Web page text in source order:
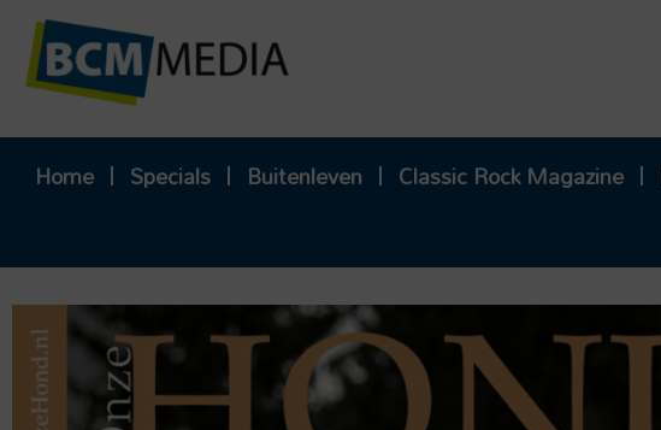
naar
Home Specials Buitenleven Classic Rock Magazine